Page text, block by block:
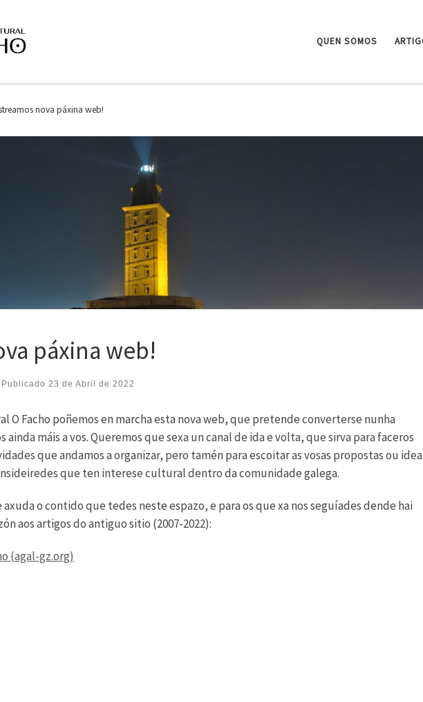
QUEN SOMOS
nova páxina web!
páxina web!
Publicado 23 de Abril de 2022
O Facho poñemos en marcha esta nova web, que pretende converterse nunha
ainda máis a vos. Queremos que sexa un canal de ida e volta, que sirva para faceros
que andamos a organizar, pero tamén para escoitar as vosas propostas ou
que ten interese cultural dentro da comunidade galega.
axuda o contido que tedes neste espazo, e para os que xa nos seguíades dende hai
aos artigos do antiguo sitio (2007-2022):
(agal-gz.org)